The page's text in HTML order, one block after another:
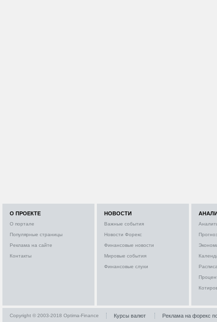
О ПРОЕКТЕ
О портале
Популярные страницы
Реклама на сайте
Контакты
НОВОСТИ
Важные события
Новости Форекс
Финансовые новости
Мировые события
Финансовые слухи
Copyright © 2003-2018 Optima-Finance Курсы валют Реклама на форекс